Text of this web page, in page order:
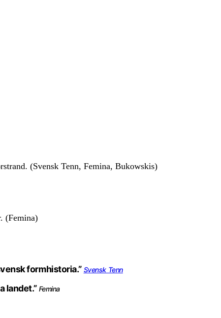
(Svensk Tenn, Femina, Bukowskis)
(Femina)
formhistoria.” Svensk Tenn
landet.” Femina